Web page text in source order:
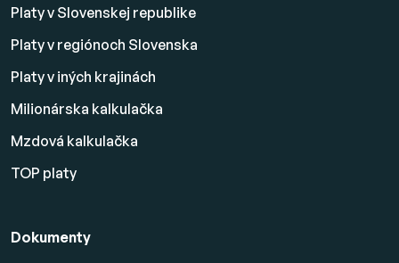
Platy v Slovenskej republike
Platy v regiónoch Slovenska
Platy v iných krajinách
Milionárska kalkulačka
Mzdová kalkulačka
TOP platy
Dokumenty